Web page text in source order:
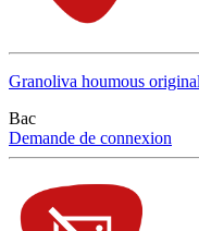
Granoliva houmous
Bac
Demande de connexion